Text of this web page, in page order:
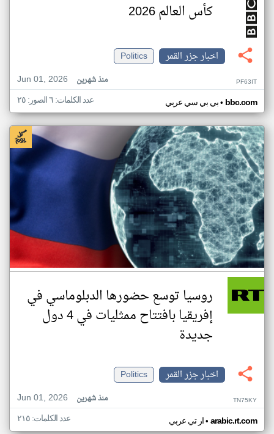
كأس العالم 2026
اخبار جزر القمر
Politics
Jun 01, 2026
منذ شهرين PF63IT
بي بي سي عربي• bbc.com عدد الكلمات: ٦ الصور: ٢٥
روسيا توسع حضورها الدبلوماسي في
إفريقيا بافتتاح ممثليات في 4 دول
جديدة
اخبار جزر القمر
Politics
Jun 01, 2026
منذ شهرين TN75KY
ار تي عربي• arabic.rt.com عدد الكلمات: ٢١٥